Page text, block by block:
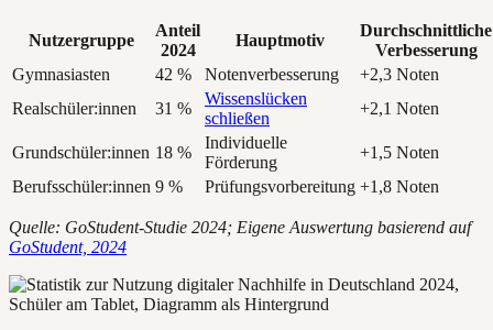
Nutzergruppe
Anteil
2024
Hauptmotiv
Durchschnittliche
Verbesserung
Gymnasiasten
42 % Notenverbesserung
+2,3 Noten
Realschüler:innen
31 %
Wissenslücken
schließen
+2,1 Noten
Grundschüler:innen 18 %
Individuelle
Förderung
+1,5 Noten
Berufsschüler:innen 9 % Prüfungsvorbereitung +1,8 Noten
Quelle: GoStudent-Studie 2024; Eigene Auswertung basierend auf
GoStudent, 2024